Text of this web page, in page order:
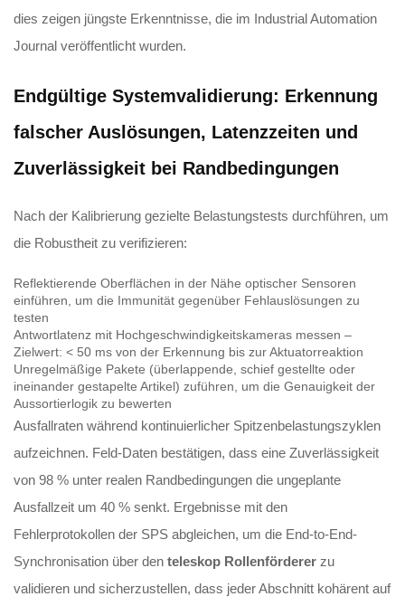
dies zeigen jüngste Erkenntnisse, die im Industrial Automation
Journal veröffentlicht wurden.
Endgültige Systemvalidierung: Erkennung
falscher Auslösungen, Latenzzeiten und
Zuverlässigkeit bei Randbedingungen
Nach der Kalibrierung gezielte Belastungstests durchführen, um
die Robustheit zu verifizieren:
Reflektierende Oberflächen in der Nähe optischer Sensoren
einführen, um die Immunität gegenüber Fehlauslösungen zu
testen
Antwortlatenz mit Hochgeschwindigkeitskameras messen –
Zielwert: < 50 ms von der Erkennung bis zur Aktuatorreaktion
Unregelmäßige Pakete (überlappende, schief gestellte oder
ineinander gestapelte Artikel) zuführen, um die Genauigkeit der
Aussortierlogik zu bewerten
Ausfallraten während kontinuierlicher Spitzenbelastungszyklen
aufzeichnen. Feld-Daten bestätigen, dass eine Zuverlässigkeit
von 98 % unter realen Randbedingungen die ungeplante
Ausfallzeit um 40 % senkt. Ergebnisse mit den
Fehlerprotokollen der SPS abgleichen, um die End-to-End-
Synchronisation über den teleskop Rollenförderer zu
validieren und sicherzustellen, dass jeder Abschnitt kohärent auf